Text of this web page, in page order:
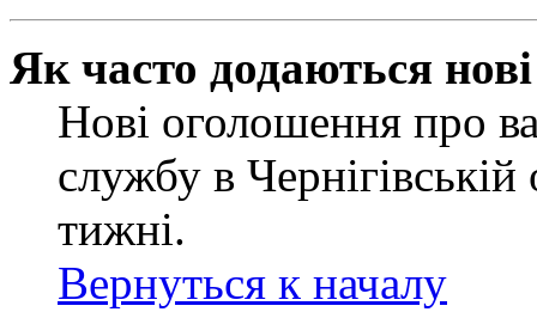
Як часто додаються
Нові оголошення про
службу в
тижні.
Вернуться к началу